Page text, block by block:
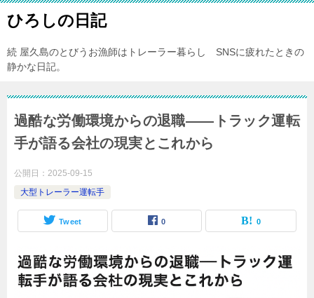
ひろしの日記
続 屋久島のとびうお漁師はトレーラー暮らし SNSに疲れたときの
静かな日記。
過酷な労働環境からの退職――トラック運転
手が語る会社の現実とこれから
公開日： 2025-09-15
大型トレーラー運転手
Tweet 0 0